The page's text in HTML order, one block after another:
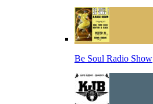
Be Soul Radio Show